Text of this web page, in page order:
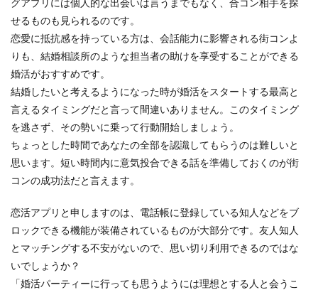
グアプリには個人的な出会いは言うまでもなく、合コン相手を探
せるものも見られるのです。
恋愛に抵抗感を持っている方は、会話能力に影響される街コンよ
りも、結婚相談所のような担当者の助けを享受することができる
婚活がおすすめです。
結婚したいと考えるようになった時が婚活をスタートする最高と
言えるタイミングだと言って間違いありません。このタイミング
を逃さず、その勢いに乗って行動開始しましょう。
ちょっとした時間であなたの全部を認識してもらうのは難しいと
思います。短い時間内に意気投合できる話を準備しておくのが街
コンの成功法だと言えます。
恋活アプリと申しますのは、電話帳に登録している知人などをブ
ロックできる機能が装備されているものが大部分です。友人知人
とマッチングする不安がないので、思い切り利用できるのではな
いでしょうか？
「婚活パーティーに行っても思うようには理想とする人と会うこ